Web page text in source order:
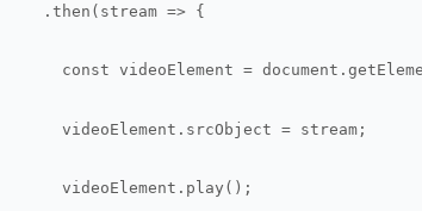
  .then(stream => {
const videoElement =
    videoElement.srcObject = stream;
    videoElement.play();